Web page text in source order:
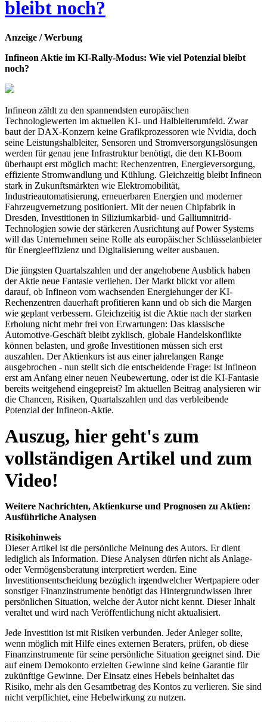
bleibt noch?
Anzeige / Werbung
Infineon Aktie im KI-Rally-Modus: Wie viel Potenzial bleibt
noch?
Infineon zählt zu den spannendsten europäischen
Technologiewerten im aktuellen KI- und Halbleiterumfeld. Zwar
baut der DAX-Konzern keine Grafikprozessoren wie Nvidia, doch
seine Leistungshalbleiter, Sensoren und Stromversorgungslösungen
werden für genau jene Infrastruktur benötigt, die den KI-Boom
überhaupt erst möglich macht: Rechenzentren, Energieversorgung,
effiziente Stromwandlung und Kühlung. Gleichzeitig bleibt Infineon
stark in Zukunftsmärkten wie Elektromobilität,
Industrieautomatisierung, erneuerbaren Energien und moderner
Fahrzeugvernetzung positioniert. Mit der neuen Chipfabrik in
Dresden, Investitionen in Siliziumkarbid- und Galliumnitrid-
Technologien sowie der stärkeren Ausrichtung auf Power Systems
will das Unternehmen seine Rolle als europäischer Schlüsselanbieter
für Energieeffizienz und Digitalisierung weiter ausbauen.
Die jüngsten Quartalszahlen und der angehobene Ausblick haben
der Aktie neue Fantasie verliehen. Der Markt blickt vor allem
darauf, ob Infineon vom wachsenden Energiehunger der KI-
Rechenzentren dauerhaft profitieren kann und ob sich die Margen
wie geplant verbessern. Gleichzeitig ist die Aktie nach der starken
Erholung nicht mehr frei von Erwartungen: Das klassische
Automotive-Geschäft bleibt zyklisch, globale Handelskonflikte
können belasten, und große Investitionen müssen sich erst
auszahlen. Der Aktienkurs ist aus einer jahrelangen Range
ausgebrochen - nun stellt sich die entscheidende Frage: Ist Infineon
erst am Anfang einer neuen Neubewertung, oder ist die KI-Fantasie
bereits weitgehend eingepreist? Im aktuellen Beitrag analysieren wir
die Chancen, Risiken, Quartalszahlen und das verbleibende
Potenzial der Infineon-Aktie.
Auszug, hier geht's zum
vollständigen Artikel und zum
Video!
Weitere Nachrichten, Aktienkurse und Prognosen zu Aktien:
Ausführliche Analysen
Risikohinweis
Dieser Artikel ist die persönliche Meinung des Autors. Er dient
lediglich als Information. Diese Analysen dürfen nicht als Anlage-
oder Vermögensberatung interpretiert werden. Eine
Investitionsentscheidung bezüglich irgendwelcher Wertpapiere oder
sonstiger Finanzinstrumente benötigt das Hintergrundwissen Ihrer
persönlichen Situation, welche der Autor nicht kennt. Dieser Inhalt
veraltet und wird nach Veröffentlichung nicht aktualisiert.
Jede Investition ist mit Risiken verbunden. Jeder Anleger sollte,
wenn möglich mit Hilfe eines externen Beraters, prüfen, ob diese
Finanzinstrumente für seine persönliche Situation geeignet sind. Die
auf einem Demokonto erzielten Gewinne sind keine Garantie für
zukünftige Gewinne. Der Einsatz eines Hebels beinhaltet das
Risiko, mehr als den Gesamtbetrag des Kontos zu verlieren. Sie sind
nicht verpflichtet, eine Hebelwirkung zu nutzen.